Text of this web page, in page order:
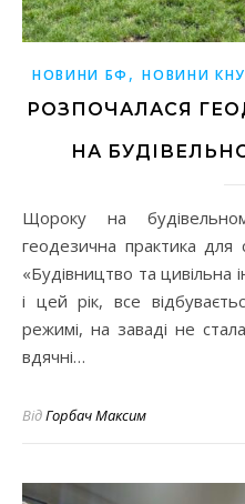
НОВИНИ БФ ,НОВИНИ
РОЗПОЧАЛАСЯ
НА
Щороку на будівельному факультеті проходить
геодезична практика для
«Будівництво та цивільна
і цей рік, все
режимі, на заваді не
вдячні…
ВідГорбач Максим